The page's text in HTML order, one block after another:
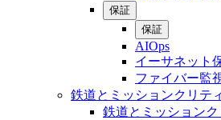
保証
保証
AIOps
イーサネット
ファイバー監
鉄道とミッションクリテ
鉄道とミッション